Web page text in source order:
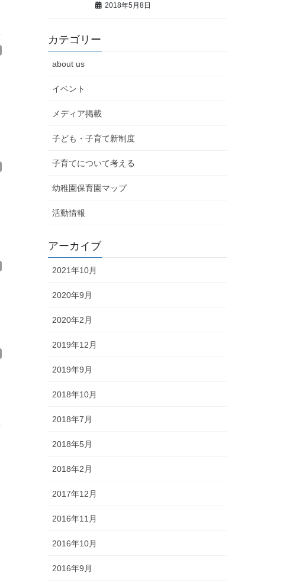
2018年5月8日
カテゴリー
about us
イベント
メディア掲載
子ども・子育て新制度
子育てについて考える
幼稚園保育園マップ
活動情報
アーカイブ
2021年10月
2020年9月
2020年2月
2019年12月
2019年9月
2018年10月
2018年7月
2018年5月
2018年2月
2017年12月
2016年11月
2016年10月
2016年9月